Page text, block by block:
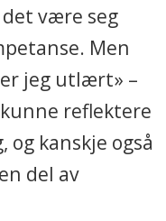
være seg
Men
jeg utlært» –
reflektere
kanskje også
del av